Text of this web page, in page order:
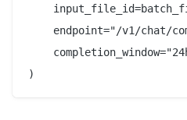
endpoint="/v1/chat/